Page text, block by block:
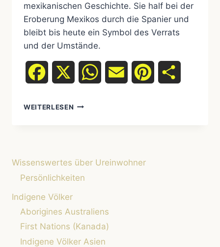
mexikanischen Geschichte. Sie half bei der
Eroberung Mexikos durch die Spanier und
bleibt bis heute ein Symbol des Verrats
und der Umstände.
Facebook WhatsAppEmail Pinterest
WEITERLESEN MALINCHE
FIGUR
DER
Wissenswertes über Ureinwohner
Persönlichkeiten
Indigene Völker
Aborigines Australiens
First Nations (Kanada)
Indigene Völker Asien